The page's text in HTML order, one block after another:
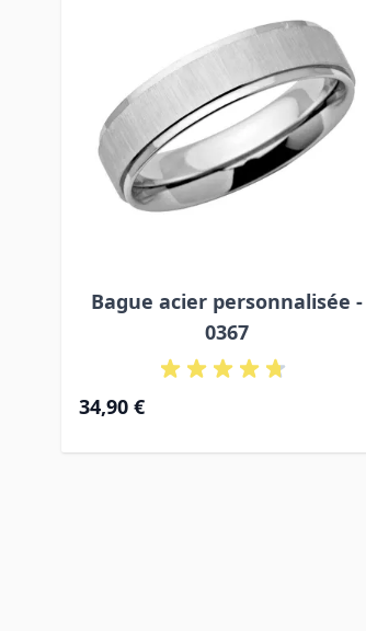
Bague acier personnalisée -
0367
34,90 €